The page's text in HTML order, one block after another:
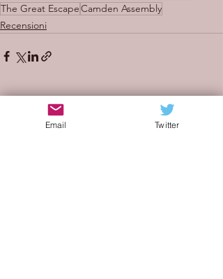
The Great EscapeCamden Assembly
Recensioni
Post recenti Mostra tutti
Email Twitter